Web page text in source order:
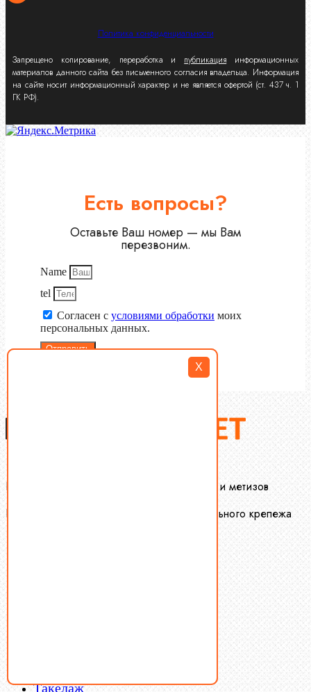
X
Политика конфиденциальности
Запрещено копирование, переработка и публикация информационных
материалов данного сайта без письменного согласия владельца. Информация
на сайте носит информационный характер и не является офертой (ст. 437 ч. 1
ГК РФ).
Есть вопросы?
Оставьте Ваш номер — мы Вам
перезвоним.
Name
tel
Согласен с условиями обработки моих
персональных данных.
Отправить
Крепеж-Маркет оптовая продажа крепежа и метизов
Производство и оптовая продажа специального крепежа
Такелаж